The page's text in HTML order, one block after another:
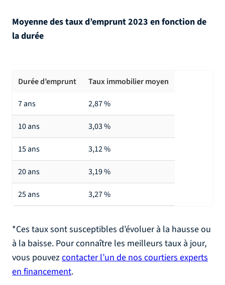
Moyenne des taux d’emprunt 2023 en fonction de
la durée
Durée d’emprunt
Taux immobilier moyen
7 ans
2,87 %
10 ans 3,03 %
15 ans 3,12 %
20 ans 3,19 %
25 ans 3,27 %
*Ces taux sont susceptibles d’évoluer à la hausse ou
à la baisse. Pour connaître les meilleurs taux à jour,
vous pouvezcontacter l’un de nos courtiers experts
en financement.